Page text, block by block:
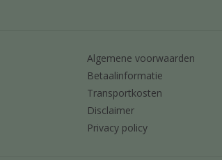
Algemene voorwaarden
Betaalinformatie
Transportkosten
Disclaimer
Privacy policy